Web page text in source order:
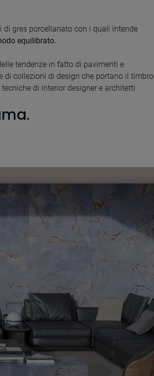
di gres porcellanato con i quali intende
equilibrato.
tendenze in fatto di pavimenti e
di collezioni di design che portano il timbro
di interior designer e architetti.